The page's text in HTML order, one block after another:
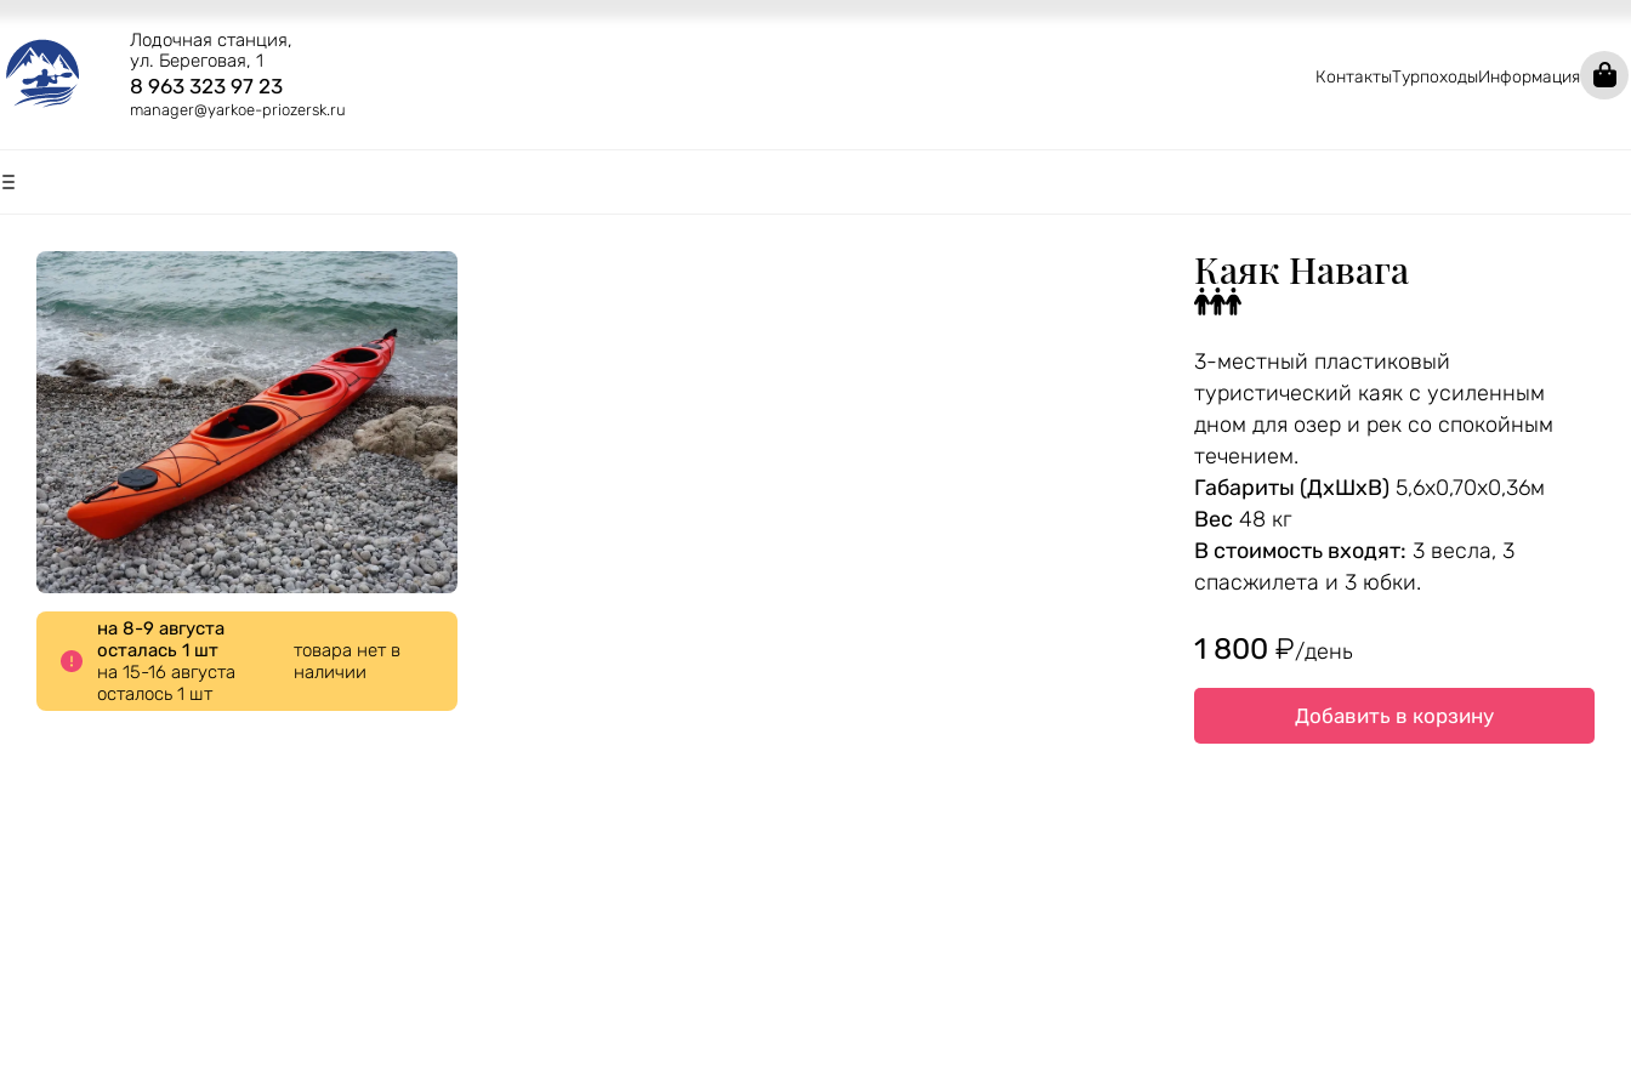
Лодочная станция,
ул. Береговая, 1
8 963 323 97 23
manager@yarkoe-priozersk.ru
КонтактыТурпоходыИнформация
на 8-9 августа
осталась 1 шт
на 15-16 августа
осталось 1 шт
товара нет в
наличии
Каяк Навага
3-местный пластиковый
туристический каяк с усиленным
дном для озер и рек со спокойным
течением.
Габариты (ДхШхВ) 5,6х0,70х0,36м
Вес 48 кг
В стоимость входят: 3 весла, 3
спасжилета и 3 юбки.
1 800 ₽/день
Добавить в корзину